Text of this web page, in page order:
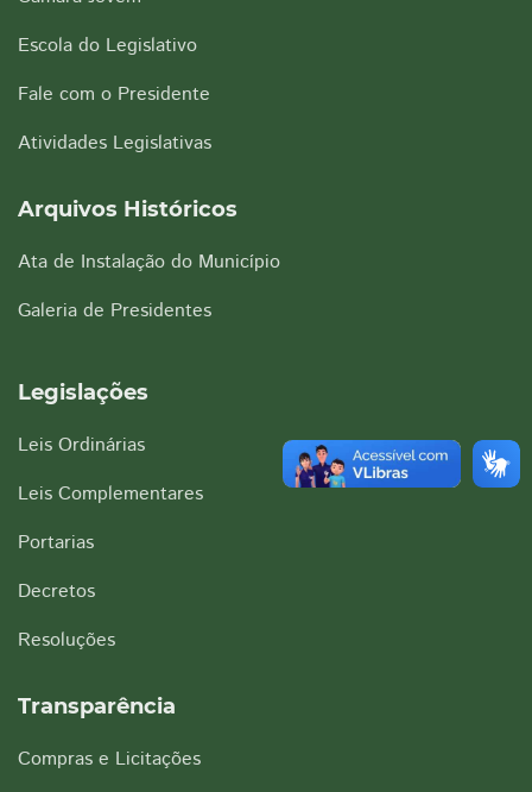
Escola do Legislativo
Fale com o Presidente
Atividades Legislativas
Arquivos Históricos
Ata de Instalação do Município
Galeria de Presidentes
Legislações
Leis Ordinárias
Leis Complementares
Portarias
Decretos
Resoluções
Transparência
Compras e Licitações